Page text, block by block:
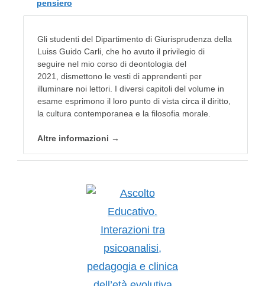
pensiero
Gli studenti del Dipartimento di Giurisprudenza della
Luiss Guido Carli, che ho avuto il privilegio di
seguire nel mio corso di deontologia del
2021, dismettono le vesti di apprendenti per
illuminare noi lettori. I diversi capitoli del volume in
esame esprimono il loro punto di vista circa il diritto,
la cultura contemporanea e la filosofia morale.
Altre informazioni →